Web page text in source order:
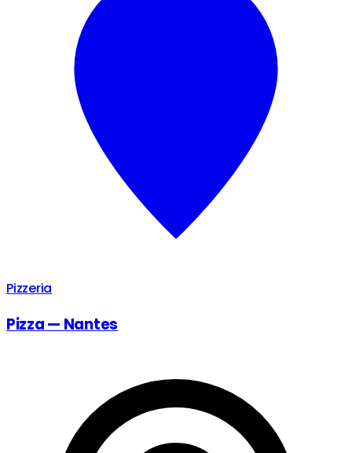
Pizzeria
Pizza — Nantes